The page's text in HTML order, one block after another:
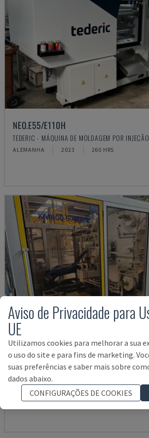
NEO.E55/E110H
TEDERIC - MÁQUINA DE MOLDAGEM POR
ALEMANHA 2023 260 HRS
KM800-5700 MC
KRAUSS MAFFEI - MÁQUINA DE MOLDAGEM POR
ALEMANHA 1999 82.539 HRS
Aviso de Privacidade para
UE
Utilizamos cookies para melhorar a sua
o uso do site e para fins de marketing.
suas preferências e saber mais sobre
dados abaixo.
CONFIGURAÇÕES DE COOKIES